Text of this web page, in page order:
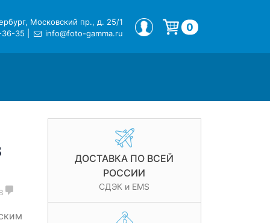
Московский пр., д. 25/1
36-35
info@foto-gamma.ru
МОЙ ПРОФИЛЬ 0
ДОСТАВКА ПО ВСЕЙ
РОССИИ
СДЭК и EMS